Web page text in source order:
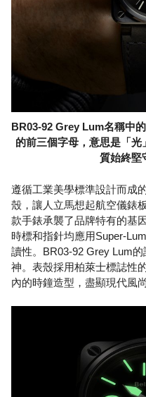
BR03-92 Grey Lum名稱中
的前三個字母，意思是「
質始終堅
遵循工業美學標準設計而成
殼，讓人立馬想起航空儀錶
款手錶承襲了品牌特有的基
時標和指針均應用Super-
讀性。BR03-92 Grey Lum
神。表殼採用柏萊士標誌性
內的時鐘造型，盡顯現代風尚